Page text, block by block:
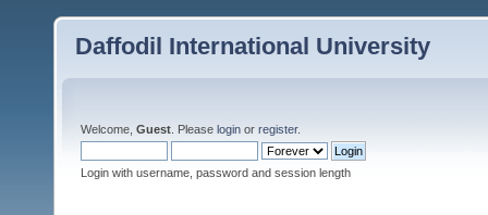
Daffodil International University
Welcome, Guest . Please login or register.
Login with username, password and session length